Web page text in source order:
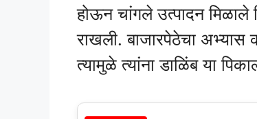
होऊन चांगले उत्पादन
राखली. बाजारपेठेचा अभ्यास
त्यामुळे त्यांना डाळिंब या